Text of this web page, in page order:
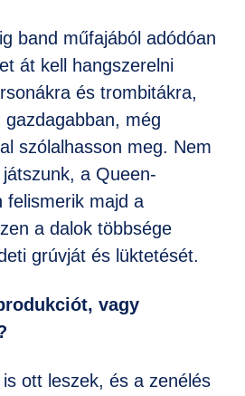
band műfajából adódóan
át kell hangszerelni
és trombitákra,
még
szólalhasson meg. Nem
a Queen-
felismerik majd a
a dalok többsége
grúvját és lüktetését.
vagy
ott leszek, és a zenélés